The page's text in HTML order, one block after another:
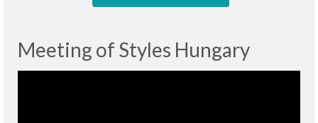
Meeting of Styles Hungary